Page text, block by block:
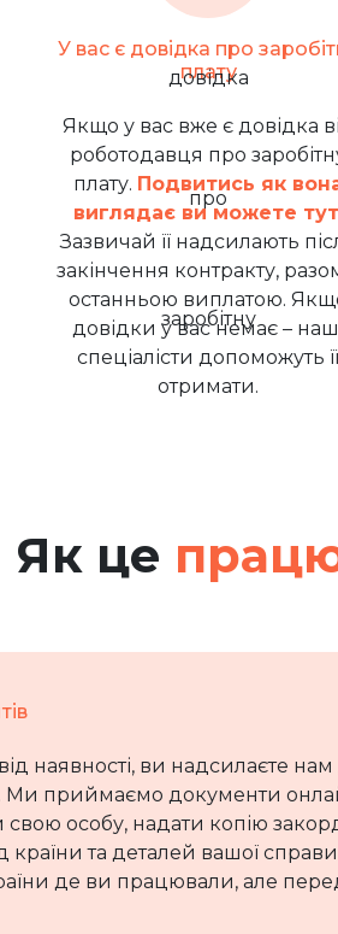
У вас є довідка про
плату
Якщо у вас вже є довідка
роботодавця про
плату. Подвитись як
виглядає ви можете тут
Зазвичай її надсилають
закінчення контракту,
останньою виплатою.
довідки у вас немає –
спеціалісти допоможуть її
отримати.
Як це
наявності, ви надсилаєте
Ми приймаємо документи
свою особу, надати копію
країни та деталей вашої
де ви працювали, але